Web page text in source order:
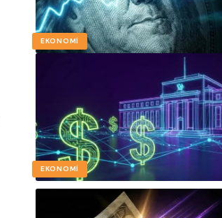
EKONOMI
EKONOMI